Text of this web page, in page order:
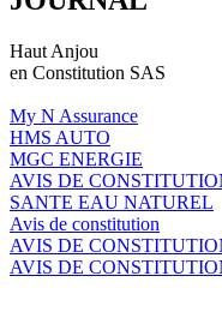
Haut Anjou
en Constitution SAS
My N Assurance
HMS AUTO
MGC ENERGIE
AVIS DE
SANTE EAU NATUREL
Avis de constitution
AVIS DE
AVIS DE